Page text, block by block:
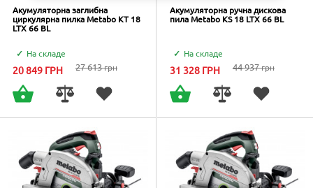
Акумуляторна заглибна
циркулярна пилка Metabo KT 18
LTX 66 BL
На складе
20 849 ГРН 27 613грн
Акумуляторна ручна дискова
пила Metabo KS 18 LTX 66 BL
На складе
31 328 ГРН 44 937грн